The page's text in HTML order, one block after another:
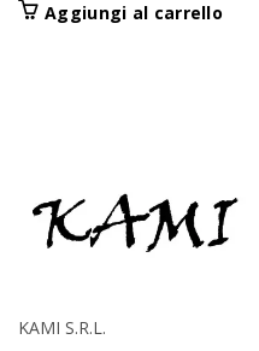
Aggiungi al carrello
KAMI S.R.L.